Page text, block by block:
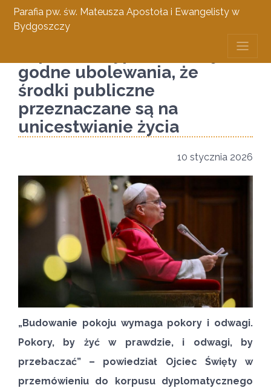
Parafia pw. św. Mateusza Apostoła i Ewangelisty w
Bydgoszczy
Papież do dyplomatów: jest
godne ubolewania, że
środki publiczne
przeznaczane są na
unicestwianie życia
10 stycznia 2026
„Budowanie pokoju wymaga pokory i odwagi.
Pokory, by żyć w prawdzie, i odwagi, by
przebaczać” – powiedział Ojciec Święty w
przemówieniu do korpusu dyplomatycznego